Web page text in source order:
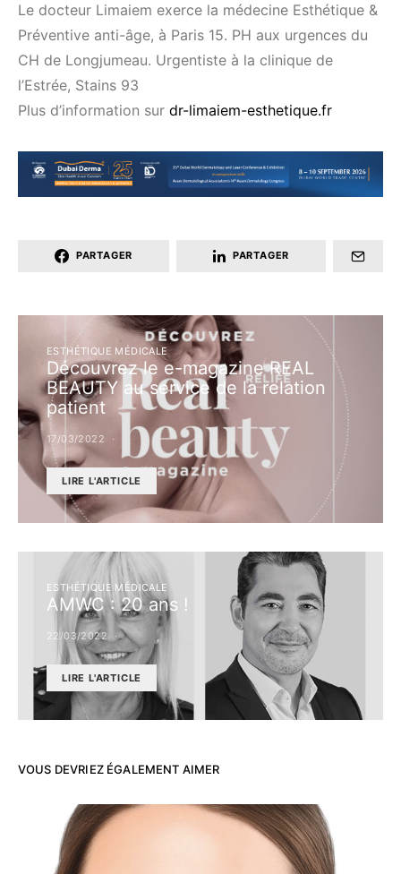
Le docteur Limaiem exerce la médecine Esthétique &
Préventive anti-âge, à Paris 15. PH aux urgences du
CH de Longjumeau. Urgentiste à la clinique de
l’Estrée, Stains 93
Plus d’information sur dr-limaiem-esthetique.fr
PARTAGER PARTAGER
ESTHÉTIQUE MÉDICALE
Découvrez le e-magazine REAL
BEAUTY au service de la relation
patient
17/03/2022
LIRE L'ARTICLE
ESTHÉTIQUE MÉDICALE
AMWC : 20 ans !
22/03/2022
LIRE L'ARTICLE
VOUS DEVRIEZ ÉGALEMENT AIMER